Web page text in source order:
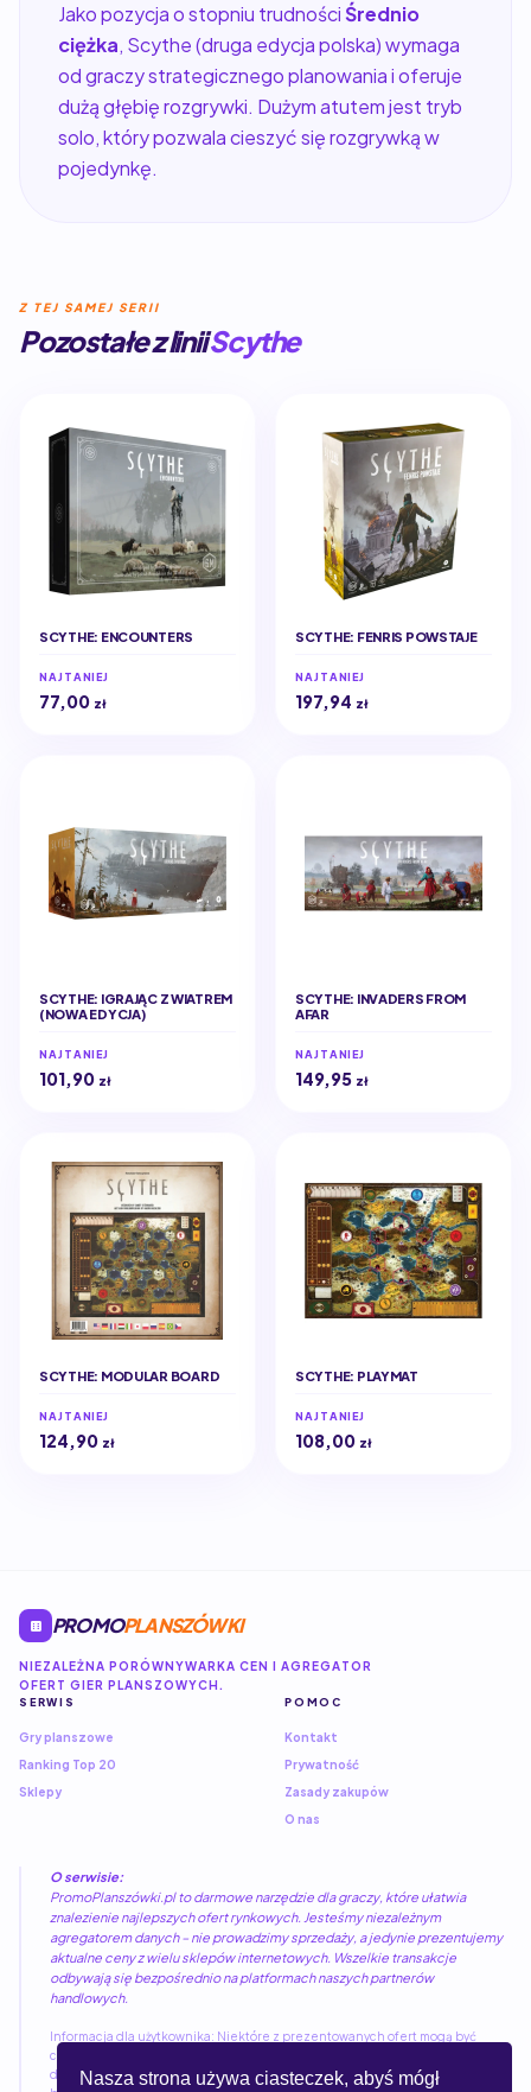
Nasza strona używa ciasteczek, abyś mógł
Jako pozycja o stopniu trudnościŚrednio
ciężka, Scythe (druga edycja polska) wymaga
od graczy strategicznego planowania i oferuje
dużą głębię rozgrywki. Dużym atutem jest tryb
solo, który pozwala cieszyć się rozgrywką w
pojedynkę.
Z TEJ SAMEJ SERII
Pozostałe z liniiScythe
SCYTHE: ENCOUNTERS
NAJTANIEJ
77,00 zł
SCYTHE: FENRIS POWSTAJE
NAJTANIEJ
197,94 zł
SCYTHE: IGRAJĄC Z WIATREM
(NOWA EDYCJA)
NAJTANIEJ
101,90 zł
SCYTHE: INVADERS FROM
AFAR
NAJTANIEJ
149,95 zł
SCYTHE: MODULAR BOARD
NAJTANIEJ
124,90 zł
SCYTHE: PLAYMAT
NAJTANIEJ
108,00 zł
PROMOPLANSZÓWKI
NIEZALEŻNA PORÓWNYWARKA CEN I AGREGATOR
OFERT GIER PLANSZOWYCH.
SERWIS
Gry planszowe
Ranking Top 20
Sklepy
POMOC
Kontakt
Prywatność
Zasady zakupów
O nas
O serwisie:
PromoPlanszówki.pl to darmowe narzędzie dla graczy, które ułatwia
znalezienie najlepszych ofert rynkowych. Jesteśmy niezależnym
agregatorem danych – nie prowadzimy sprzedaży, a jedynie prezentujemy
aktualne ceny z wielu sklepów internetowych. Wszelkie transakcje
odbywają się bezpośrednio na platformach naszych partnerów
handlowych.
Informacja dla użytkownika: Niektóre z prezentowanych ofert mogą być
częścią programów partnerskich. Kliknięcie w link nie wiąże się z żadnymi
dodatkowymi kosztami dla kupującego, a pozwala nam utrzymywać i rozwijać